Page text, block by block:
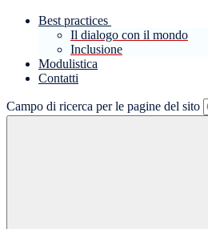
Best practices
Il dialogo con il mondo
Inclusione
Modulistica
Contatti
Campo di ricerca per le pagine del sito